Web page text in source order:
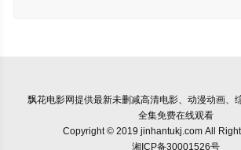
飘花电影网提供最新未删减高清电影、动漫动画、
全集免费在线观看
Copyright © 2019 jinhantukj.com All
湘ICP备30001526号